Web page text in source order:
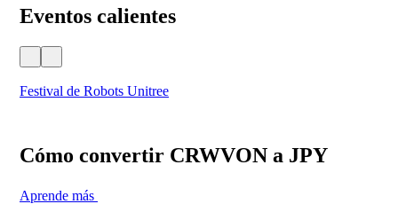
Eventos calientes
Festival de Robots Unitree
Cómo convertir CRWVON a JPY
Aprende más